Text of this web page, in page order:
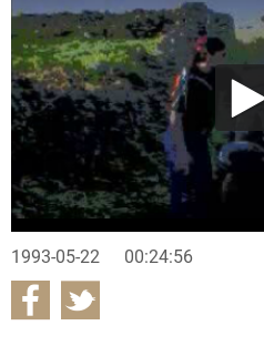
1993-05-22 00:24:56